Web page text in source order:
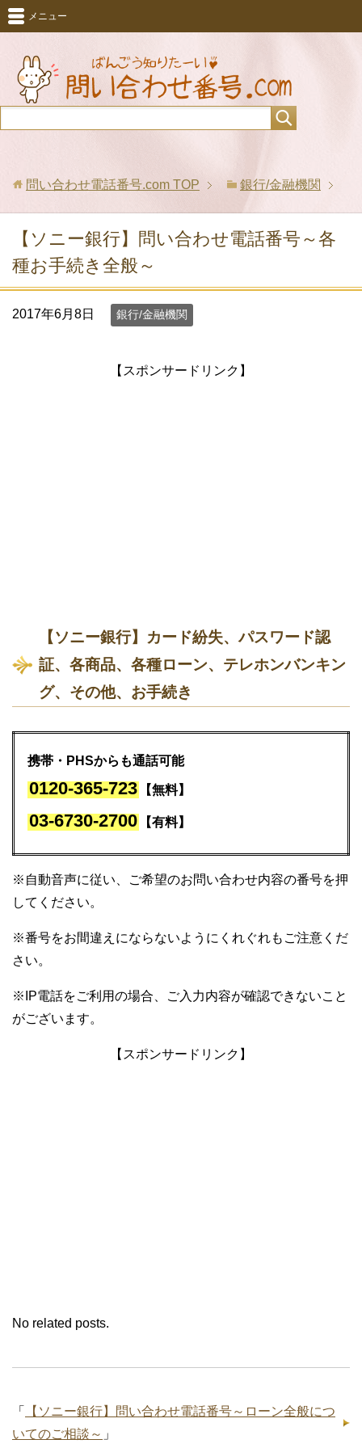
メニュー
問い合わせ電話番号.com TOP 銀行/金融機関
【ソニー銀行】問い合わせ電話番号～各
種お手続き全般～
2017年6月8日 銀行/金融機関
【スポンサードリンク】
【ソニー銀行】カード紛失、パスワード認
証、各商品、各種ローン、テレホンバンキン
グ、その他、お手続き
携帯・PHSからも通話可能
0120-365-723 【無料】
03-6730-2700 【有料】
※自動音声に従い、ご希望のお問い合わせ内容の番号を押
してください。
※番号をお間違えにならないようにくれぐれもご注意くだ
さい。
※IP電話をご利用の場合、ご入力内容が確認できないこと
がございます。
【スポンサードリンク】
No related posts.
「
【ソニー銀行】問い合わせ電話番号～ローン全般につ
いてのご相談～ 」